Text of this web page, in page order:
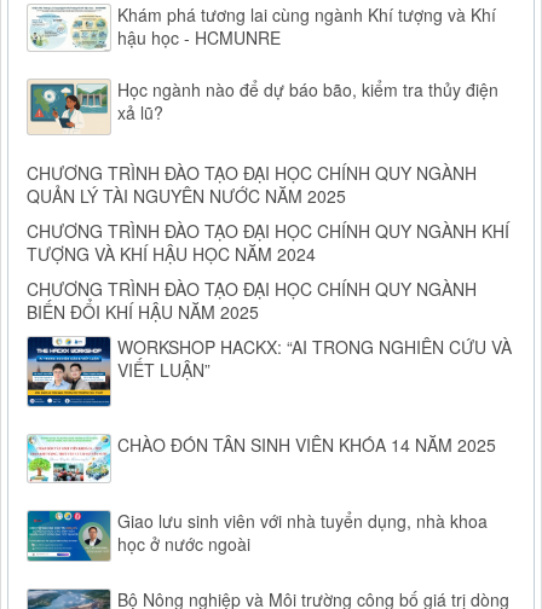
Khám phá tương lai cùng ngành Khí tượng và Khí
hậu học - HCMUNRE
Học ngành nào để dự báo bão, kiểm tra thủy điện
xả lũ?
CHƯƠNG TRÌNH ĐÀO TẠO ĐẠI HỌC CHÍNH QUY NGÀNH
QUẢN LÝ TÀI NGUYÊN NƯỚC NĂM 2025
CHƯƠNG TRÌNH ĐÀO TẠO ĐẠI HỌC CHÍNH QUY NGÀNH KHÍ
TƯỢNG VÀ KHÍ HẬU HỌC NĂM 2024
CHƯƠNG TRÌNH ĐÀO TẠO ĐẠI HỌC CHÍNH QUY NGÀNH
BIẾN ĐỔI KHÍ HẬU NĂM 2025
WORKSHOP HACKX: “AI TRONG NGHIÊN CỨU VÀ
VIẾT LUẬN”
CHÀO ĐÓN TÂN SINH VIÊN KHÓA 14 NĂM 2025
Giao lưu sinh viên với nhà tuyển dụng, nhà khoa
học ở nước ngoài
Bộ Nông nghiệp và Môi trường công bố giá trị dòng